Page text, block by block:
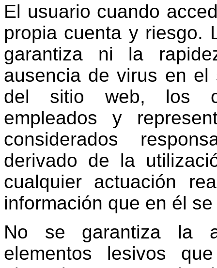
El usuario cuando
propia cuenta y riesgo.
garantiza ni la
ausencia de virus en el
del sitio web, los
empleados y
considerados
derivado de la
cualquier actuación
información que en él
No se garantiza la
elementos lesivos